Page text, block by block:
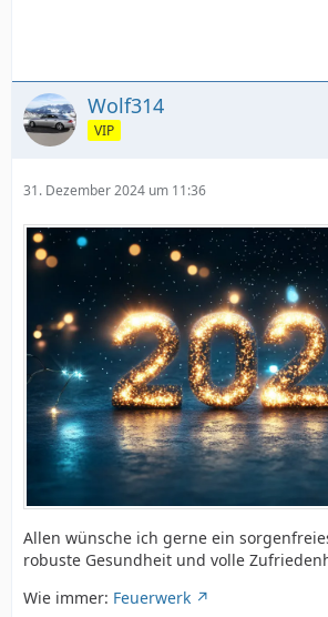
Wolf314
VIP
31. Dezember 2024 um 11:36
Allen wünsche ich gerne ein
robuste Gesundheit und volle
Wie immer: Feuerwerk